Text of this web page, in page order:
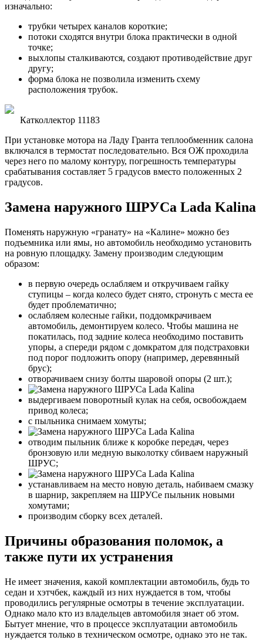
изначально:
трубки четырех каналов короткие;
потоки сходятся внутри блока практически в одной
точке;
выхлопы сталкиваются, создают противодействие друг
другу;
форма блока не позволила изменить схему
расположения трубок.
Катколлектор 11183
При установке мотора на Ладу Гранта теплообменник салона
включался в термостат последовательно. Вся ОЖ проходила
через него по малому контуру, погрешность температуры
срабатывания составляет 5 градусов вместо положенных 2
градусов.
Замена наружного ШРУСа Lada Kalina
Поменять наружную «гранату» на «Калине» можно без
подъемника или ямы, но автомобиль необходимо установить
на ровную площадку. Замену производим следующим
образом:
в первую очередь ослабляем и откручиваем гайку
ступицы – когда колесо будет снято, стронуть с места ее
будет проблематично;
ослабляем колесные гайки, поддомкрачиваем
автомобиль, демонтируем колесо. Чтобы машина не
покатилась, под задние колеса необходимо поставить
упоры, а спереди рядом с домкратом для подстраховки
под порог подложить опору (например, деревянный
брус);
отворачиваем снизу болты шаровой опоры (2 шт.);
выдергиваем поворотный кулак на себя, освобождаем
привод колеса;
с пыльника снимаем хомуты;
отводим пыльник ближе к коробке передач, через
бронзовую или медную выколотку сбиваем наружный
ШРУС;
устанавливаем на место новую деталь, набиваем смазку
в шарнир, закрепляем на ШРУСе пыльник новыми
хомутами;
производим сборку всех деталей.
Причины образования поломок, а
также пути их устранения
Не имеет значения, какой комплектации автомобиль, будь то
седан и хэтчбек, каждый из них нуждается в том, чтобы
проводились регулярные осмотры в течение эксплуатации.
Однако мало кто из владельцев автомобиля знает об этом.
Бытует мнение, что в процессе эксплуатации автомобиль
нуждается только в техническом осмотре, однако это не так.